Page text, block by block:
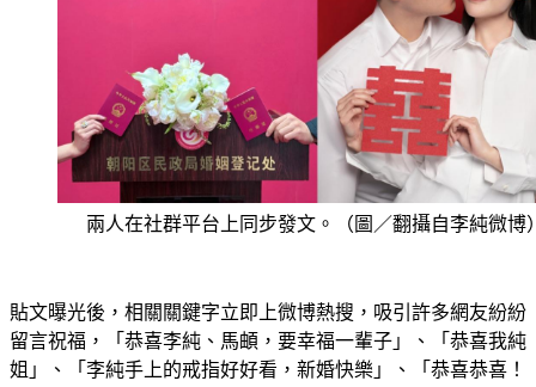
兩人在社群平台上同步發文。（圖／翻攝自李純微博
留言祝福，「恭喜李純、馬頔，要幸福一輩子」、「恭喜我純
姐」、「李純手上的戒指好好看，新婚快樂」、「恭喜恭喜！
李純和馬頔一直都是大大方方的，最好的祝福送給最好的你